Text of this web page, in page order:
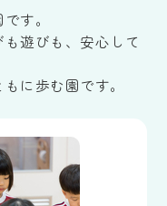
す。
遊びも、安心して
に歩む園です。